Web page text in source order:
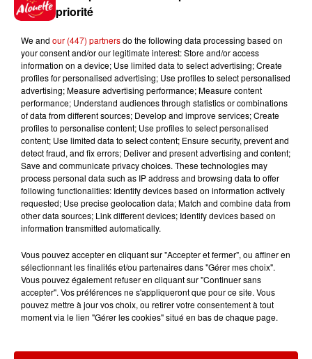
Jeux Voir plus
Le Duel - Gagnez vos entrées
pour l'un des zoos de nos
régions !
Destination Vacances - Gagnez
votre séjour en famille au cœur
de la...
Destination Vacances : inscrivez-
vous !
priorité
We and our (447) partnersdo the following data processing based on
your consent and/or our legitimate interest: Store and/or access
information on a device; Use limited data to select advertising; Create
profiles for personalised advertising; Use profiles to select personalised
advertising; Measure advertising performance; Measure content
performance; Understand audiences through statistics or combinations
of data from different sources; Develop and improve services; Create
profiles to personalise content; Use profiles to select personalised
content; Use limited data to select content; Ensure security, prevent and
detect fraud, and fix errors; Deliver and present advertising and content;
Save and communicate privacy choices. These technologies may
process personal data such as IP address and browsing data to offer
following functionalities: Identify devices based on information actively
requested; Use precise geolocation data; Match and combine data from
other data sources; Link different devices; Identify devices based on
information transmitted automatically.
Vous pouvez accepter en cliquant sur "Accepter et fermer", ou affiner en
sélectionnant les finalités et/ou partenaires dans "Gérer mes choix".
Vous pouvez également refuser en cliquant sur "Continuer sans
accepter". Vos préférences ne s'appliqueront que pour ce site. Vous
pouvez mettre à jour vos choix, ou retirer votre consentement à tout
moment via le lien "Gérer les cookies" situé en bas de chaque page.